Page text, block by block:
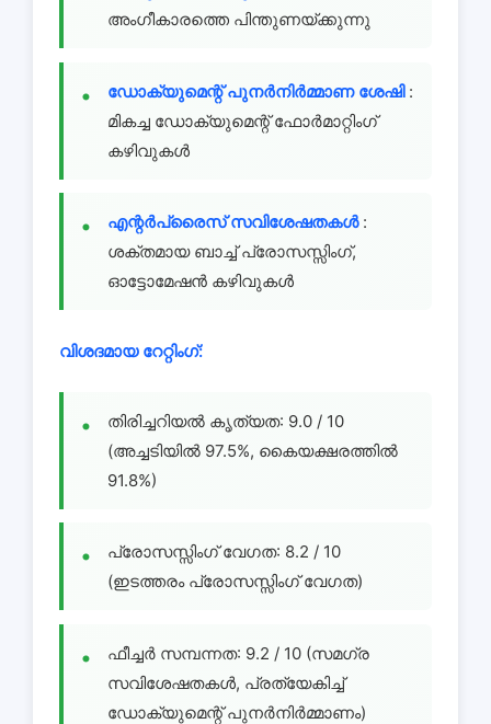
അംഗീകാരത്തെ പിന്തുണയ്ക്കുന്നു
ഡോക്യുമെന്റ് പുനർനിർമ്മാണ ശേഷി :
മികച്ച ഡോക്യുമെന്റ് ഫോർമാറ്റിംഗ്
കഴിവുകൾ
എന്റർപ്രൈസ് സവിശേഷതകൾ :
ശക്തമായ ബാച്ച് പ്രോസസ്സിംഗ്,
ഓട്ടോമേഷൻ കഴിവുകൾ
വിശദമായ റേറ്റിംഗ്:
തിരിച്ചറിയൽ കൃത്യത: 9.0 / 10
(അച്ചടിയിൽ 97.5%, കൈയക്ഷരത്തിൽ
91.8%)
പ്രോസസ്സിംഗ് വേഗത: 8.2 / 10
(ഇടത്തരം പ്രോസസ്സിംഗ് വേഗത)
ഫീച്ചർ സമ്പന്നത: 9.2 / 10 (സമഗ്ര
സവിശേഷതകൾ, പ്രത്യേകിച്ച്
ഡോക്യുമെന്റ് പുനർനിർമ്മാണം)